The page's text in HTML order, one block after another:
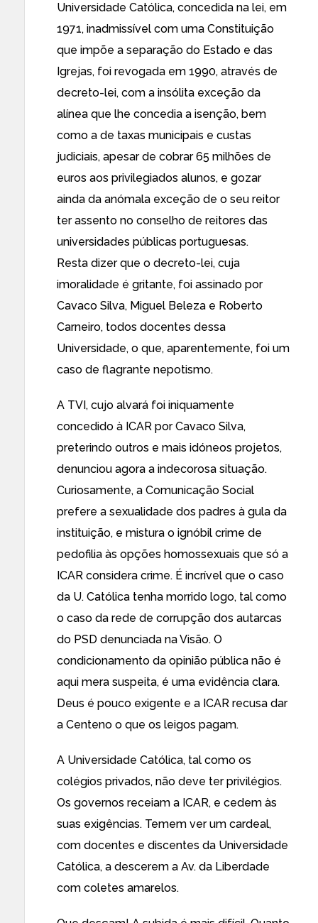
Universidade Católica, concedida na lei, em
1971, inadmissível com uma Constituição
que impõe a separação do Estado e das
Igrejas, foi revogada em 1990, através de
decreto-lei, com a insólita exceção da
alínea que lhe concedia a isenção, bem
como a de taxas municipais e custas
judiciais, apesar de cobrar 65 milhões de
euros aos privilegiados alunos, e gozar
ainda da anómala exceção de o seu reitor
ter assento no conselho de reitores das
universidades públicas portuguesas.
Resta dizer que o decreto-lei, cuja
imoralidade é gritante, foi assinado por
Cavaco Silva, Miguel Beleza e Roberto
Carneiro, todos docentes dessa
Universidade, o que, aparentemente, foi um
caso de flagrante nepotismo.
A TVI, cujo alvará foi iniquamente
concedido à ICAR por Cavaco Silva,
preterindo outros e mais idóneos projetos,
denunciou agora a indecorosa situação.
Curiosamente, a Comunicação Social
prefere a sexualidade dos padres à gula da
instituição, e mistura o ignóbil crime de
pedofilia às opções homossexuais que só a
ICAR considera crime. É incrível que o caso
da U. Católica tenha morrido logo, tal como
o caso da rede de corrupção dos autarcas
do PSD denunciada na Visão. O
condicionamento da opinião pública não é
aqui mera suspeita, é uma evidência clara.
Deus é pouco exigente e a ICAR recusa dar
a Centeno o que os leigos pagam.
A Universidade Católica, tal como os
colégios privados, não deve ter privilégios.
Os governos receiam a ICAR, e cedem às
suas exigências. Temem ver um cardeal,
com docentes e discentes da Universidade
Católica, a descerem a Av. da Liberdade
com coletes amarelos.